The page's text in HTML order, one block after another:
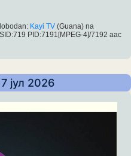
Kayi TV (Guana) na
PID:7191[MPEG-4]/7192 aac
јул 2026